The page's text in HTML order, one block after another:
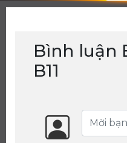
Bình luận
B11